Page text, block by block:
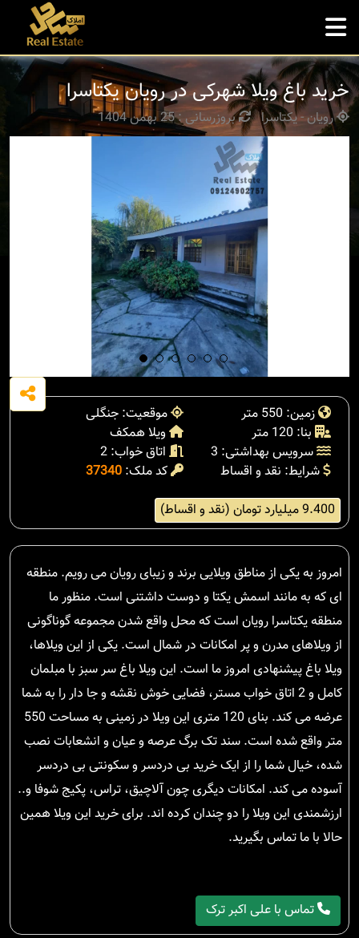
خرید باغ ویلا شهرکی در رویان یکتاسرا
رویان - یکتاسرا بروزرسانی : 25 بهمن 1404
زمین: 550 متر
موقعیت: جنگلی
بنا: 120 متر
ویلا همکف
سرویس بهداشتی: 3
اتاق خواب: 2
شرایط: نقد و اقساط
کد ملک: 37340
9.400 میلیارد تومان (نقد و اقساط)
امروز به یکی از مناطق ویلایی برند و زیبای رویان می رویم. منطقه
ای که به مانند اسمش یکتا و دوست داشتنی است. منظور ما
منطقه یکتاسرا رویان است که محل واقع شدن مجموعه گوناگونی
از ویلاهای مدرن و پر امکانات در شمال است. یکی از این ویلاها،
ویلا باغ پیشنهادی امروز ما است. این ویلا باغ سر سبز با مبلمان
کامل و 2 اتاق خواب مستر، فضایی خوش نقشه و جا دار را به شما
عرضه می کند. بنای 120 متری این ویلا در زمینی به مساحت 550
متر واقع شده است. سند تک برگ عرصه و عیان و انشعابات نصب
شده، خیال شما را از ایک خرید بی دردسر و سکونتی بی دردسر
آسوده می کند. امکانات دیگری چون آلاچیق، تراس، پکیج شوفا و..
ارزشمندی این ویلا را دو چندان کرده اند. برای خرید این ویلا همین
حالا با ما تماس بگیرید.
تماس با علی اکبر ترک